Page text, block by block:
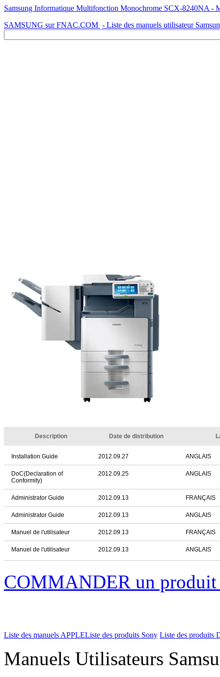
Samsung Informatique Multifonction Monochrome SCX-8240NA -
SAMSUNG sur FNAC.COM - Liste des manuels utilisateur
Description Date de distribution
Installation Guide 2012.09.27 ANGLAIS
DoC(Declaration of
Conformity)
2012.09.25 ANGLAIS
Administrator Guide 2012.09.13 FRANÇAIS
Administrator Guide 2012.09.13 ANGLAIS
Manuel de l'utilisateur 2012.09.13 FRANÇAIS
Manuel de l'utilisateur 2012.09.13 ANGLAIS
COMMANDER un
Liste des manuels APPLEListe des produits Sony Liste des produits
Manuels Utilisateurs